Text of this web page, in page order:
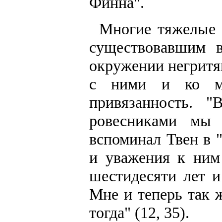
Многие тяжелые
существовавшим
окружении
с ними и ко
ровесниками мы
вспоминал Твен в
и уважения к ним
шестидесяти лет
Мне и теперь так
тогда" (12, 35).